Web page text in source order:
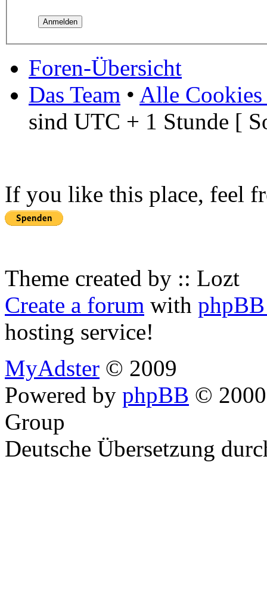
Foren-Übersicht
Das Team • Alle Cookies
sind UTC + 1 Stunde [
If you like this place, feel
Theme created by :: Lozt
Create a forum with
hosting service!
MyAdster © 2009
Powered by phpBB ©
Group
Deutsche Übersetzung